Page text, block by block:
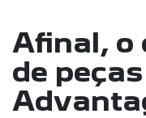
Afinal, o
de